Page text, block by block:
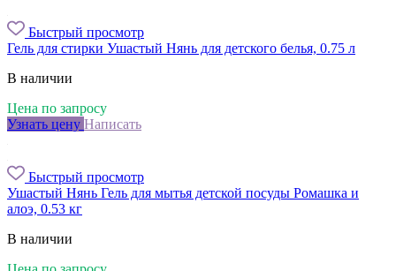
Быстрый просмотр
Гель для стирки Ушастый Нянь для детского белья, 0.75 л
В наличии
Цена по запросу
Узнать цену Написать
Быстрый просмотр
Ушастый Нянь Гель для мытья детской посуды Ромашка и
алоэ, 0.53 кг
В наличии